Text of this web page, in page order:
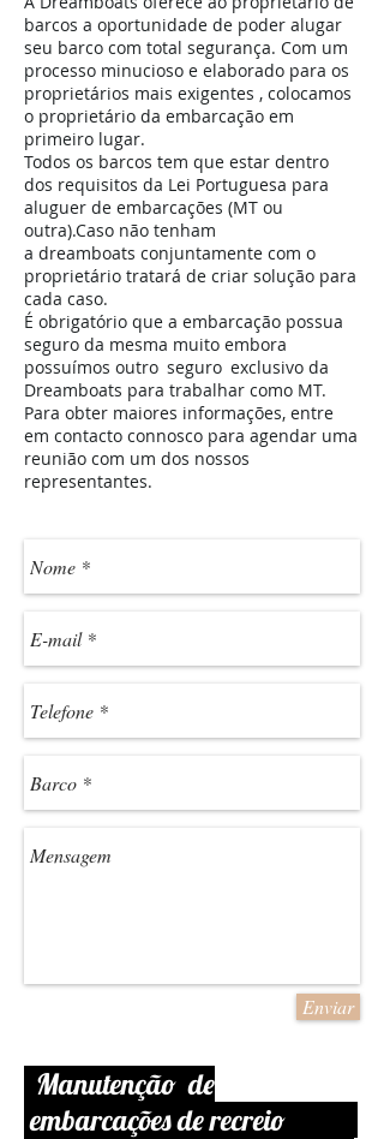
barcos a oportunidade de poder alugar
seu barco com total segurança. Com um
processo minucioso e elaborado para os
proprietários mais exigentes , colocamos
o proprietário da embarcação em
primeiro lugar.
Todos os barcos tem que estar dentro
dos requisitos da Lei Portuguesa para
aluguer de embarcações (MT ou
outra).Caso não tenham
a dreamboats conjuntamente com o
proprietário tratará de criar solução para
cada caso.
É obrigatório que a embarcação possua
seguro da mesma muito embora
possuímos outro seguro exclusivo da
Dreamboats para trabalhar como MT.
Para obter maiores informações, entre
em contacto connosco para agendar uma
reunião com um dos nossos
representantes.
Enviar
Manutenção de
embarcações de recreio